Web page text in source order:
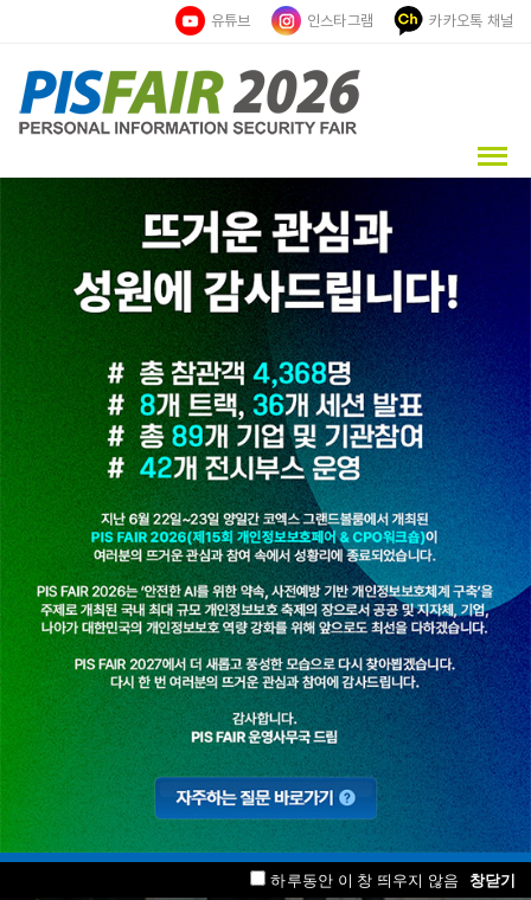
유튜브 인스타그램 카카오톡 채널
제15회 개인정보
보호페어 & CPO
워크숍
‘안전한 AI를 위한 약속,
사전예방 기반 개인정보
보호체계 구축’
2026년 6월 22일(월) ~ 23일(화)
서울 삼성동 코엑스 그랜드볼룸 (1F)
하루동안 이 창 띄우지 않음 창닫기